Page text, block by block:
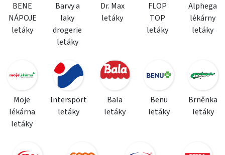
BENE
NÁPOJE
letáky
Barvy a
laky
drogerie
letáky
Dr. Max
letáky
FLOP
TOP
letáky
Alphega
lékárny
letáky
Moje
lékárna
letáky
Intersport
letáky
Bala
letáky
Benu
letáky
Brněnka
letáky